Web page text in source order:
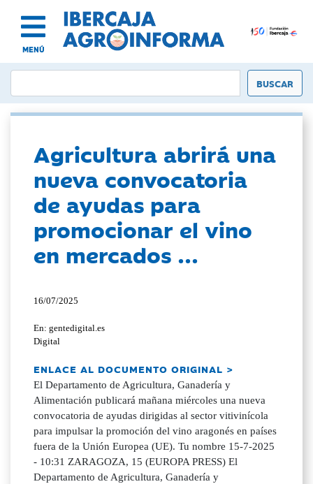
MENÚ
Agricultura abrirá una
nueva convocatoria
de ayudas para
promocionar el vino
en mercados ...
16/07/2025
En: gentedigital.es
Digital
ENLACE AL DOCUMENTO ORIGINAL >
El Departamento de Agricultura, Ganadería y
Alimentación publicará mañana miércoles una nueva
convocatoria de ayudas dirigidas al sector vitivinícola
para impulsar la promoción del vino aragonés en países
fuera de la Unión Europea (UE). Tu nombre 15-7-2025
- 10:31 ZARAGOZA, 15 (EUROPA PRESS) El
Departamento de Agricultura, Ganadería y